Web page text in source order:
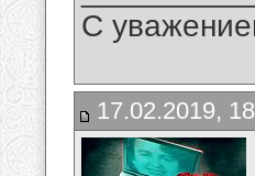
С
17.02.2019,